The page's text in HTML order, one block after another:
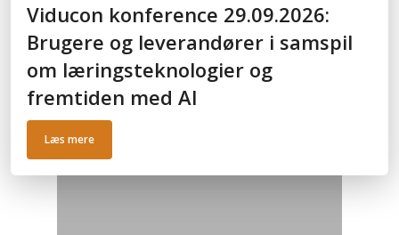
Panopto case
Viducon konference 29.09.2026:
Brugere og leverandører i samspil
om læringsteknologier og
fremtiden med AI
Læs mere